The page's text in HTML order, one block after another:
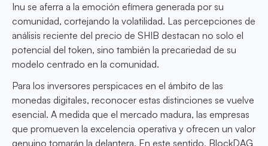
Inu se aferra a la emoción efímera generada por su
comunidad, cortejando la volatilidad. Las percepciones de
análisis reciente del precio de SHIB destacan no solo el
potencial del token, sino también la precariedad de su
modelo centrado en la comunidad.
Para los inversores perspicaces en el ámbito de las
monedas digitales, reconocer estas distinciones se vuelve
esencial. A medida que el mercado madura, las empresas
que promueven la excelencia operativa y ofrecen un valor
genuino tomarán la delantera. En este sentido, BlockDAG